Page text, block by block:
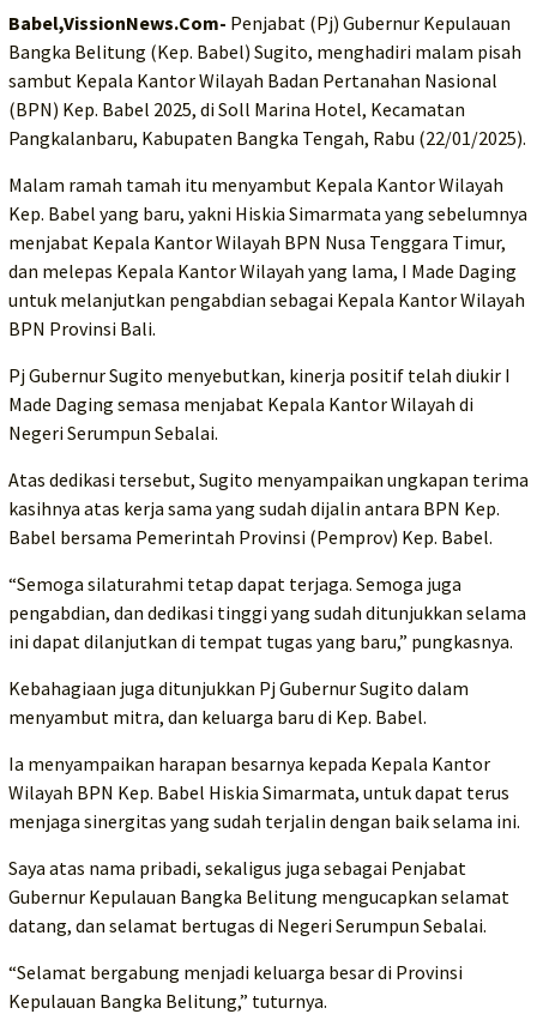
Babel,VissionNews.Com- Penjabat (Pj) Gubernur Kepulauan
Bangka Belitung (Kep. Babel) Sugito, menghadiri malam pisah
sambut Kepala Kantor Wilayah Badan Pertanahan Nasional
(BPN) Kep. Babel 2025, di Soll Marina Hotel, Kecamatan
Pangkalanbaru, Kabupaten Bangka Tengah, Rabu (22/01/2025).
Malam ramah tamah itu menyambut Kepala Kantor Wilayah
Kep. Babel yang baru, yakni Hiskia Simarmata yang sebelumnya
menjabat Kepala Kantor Wilayah BPN Nusa Tenggara Timur,
dan melepas Kepala Kantor Wilayah yang lama, I Made Daging
untuk melanjutkan pengabdian sebagai Kepala Kantor Wilayah
BPN Provinsi Bali.
Pj Gubernur Sugito menyebutkan, kinerja positif telah diukir I
Made Daging semasa menjabat Kepala Kantor Wilayah di
Negeri Serumpun Sebalai.
Atas dedikasi tersebut, Sugito menyampaikan ungkapan terima
kasihnya atas kerja sama yang sudah dijalin antara BPN Kep.
Babel bersama Pemerintah Provinsi (Pemprov) Kep. Babel.
“Semoga silaturahmi tetap dapat terjaga. Semoga juga
pengabdian, dan dedikasi tinggi yang sudah ditunjukkan selama
ini dapat dilanjutkan di tempat tugas yang baru,” pungkasnya.
Kebahagiaan juga ditunjukkan Pj Gubernur Sugito dalam
menyambut mitra, dan keluarga baru di Kep. Babel.
Ia menyampaikan harapan besarnya kepada Kepala Kantor
Wilayah BPN Kep. Babel Hiskia Simarmata, untuk dapat terus
menjaga sinergitas yang sudah terjalin dengan baik selama ini.
Saya atas nama pribadi, sekaligus juga sebagai Penjabat
Gubernur Kepulauan Bangka Belitung mengucapkan selamat
datang, dan selamat bertugas di Negeri Serumpun Sebalai.
“Selamat bergabung menjadi keluarga besar di Provinsi
Kepulauan Bangka Belitung,” tuturnya.